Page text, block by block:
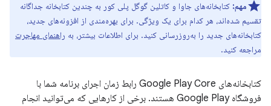
مهم: کتابخانه‌های جاوا و کاتلین گوگل پلی کور به چندین کتابخانه جداگانه
تقسیم شده‌اند، هر کدام برای یک ویژگی. برای بهره‌مندی از افزونه‌های جدید،
کتابخانه‌های جدید را به‌روزرسانی کنید. برای اطلاعات بیشتر، به راهنمای مهاجرت
مراجعه کنید.
کتابخانه‌های Google Play Core رابط زمان اجرای برنامه شما با
فروشگاه Google Play هستند. برخی از کارهایی که می‌توانید انجام